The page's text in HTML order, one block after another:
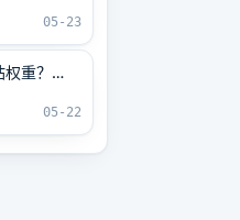
05-23
重？
05-22